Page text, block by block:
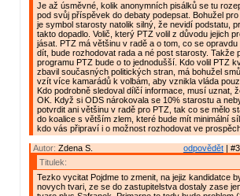
Je až úsměvné, kolik anonymních pisálků se tu
pod svůj příspěvek do debaty podepsat. Bohužel
je symbol starosty natolik silný, že nevidí podstatu,
takto dopadlo. Volič, který PTZ volil z důvodu jejich
jásat. PTZ má většinu v radě a o tom, co se
dít, bude rozhodovat rada a né post starosty. Takže
programu PTZ bude o to jednodušší. Kdo volil PTZ
zbavil současných politických stran, má bohužel
vzít více kamarádů k volbám, aby vznikla vláda
Kdo podrobně sledoval dílčí informace, musí uznat,
OK. Když si ODS nárokovala se 10% starostu a
potvrdit ani většinu v radě pro PTZ, tak co se mělo
do koalice s větším zlem, které bude mít minimální
kdo vás připraví i o možnost rozhodovat ve
odpovědět |
Autor: Zdena S.
Titulek:
Tezko vycitat Pojdme to zmenit, na jejiz kandidatce
novych tvari, ze se do zastupitelstva dostaly zase